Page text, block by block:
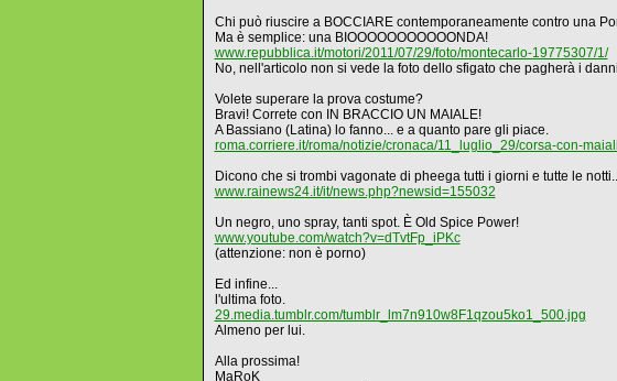
Chi può riuscire a BOCCIARE contemporaneamente contro una
Ma è semplice: una BIOOOOOOOOOOONDA!
www.repubblica.it/motori/2011/07/29/foto/montecarlo-19775307/1/
No, nell'articolo non si vede la foto dello sfigato che pagherà i
Volete superare la prova costume?
Bravi! Correte con IN BRACCIO UN MAIALE!
A Bassiano (Latina) lo fanno... e a quanto pare gli piace.
roma.corriere.it/roma/notizie/cronaca/11_luglio_29/corsa-con-
Dicono che si trombi vagonate di pheega tutti i giorni e tutte le
www.rainews24.it/it/news.php?newsid=155032
Un negro, uno spray, tanti spot. È Old Spice Power!
www.youtube.com/watch?v=dTvtFp_iPKc
(attenzione: non è porno)
Ed infine...
l'ultima foto.
29.media.tumblr.com/tumblr_lm7n910w8F1qzou5ko1_500.jpg
Almeno per lui.
Alla prossima!
MaRoK